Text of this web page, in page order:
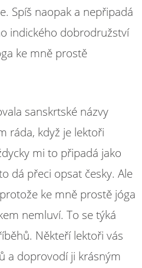
Spíš naopak a nepřipadá
indického dobrodružství
ke mně prostě
sanskrtské názvy
ráda, když je lektoři
mi to připadá jako
dá přeci opsat česky. Ale
ke mně prostě jóga
nemluví. To se týká
Někteří lektoři vás
a doprovodí ji krásným